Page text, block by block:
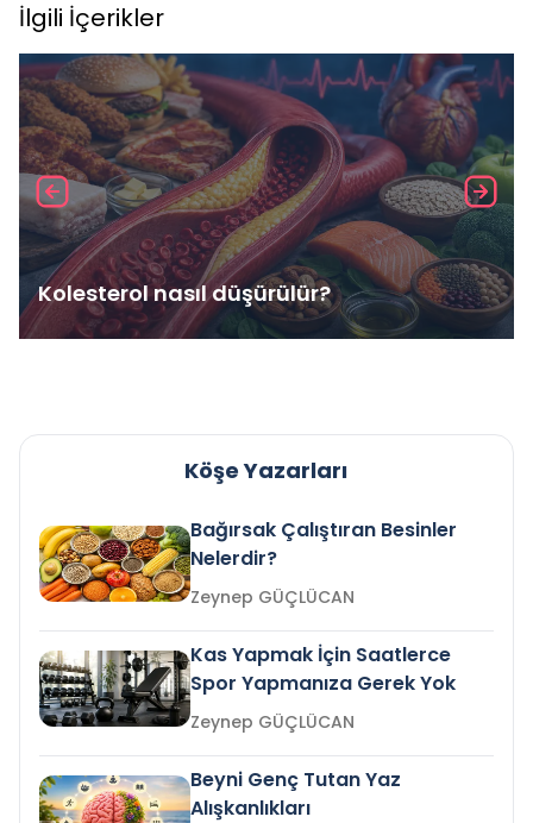
İlgili İçerikler
Kolesterol nasıl düşürülür?
Köşe Yazarları
Bağırsak Çalıştıran Besinler
Nelerdir?
Zeynep GÜÇLÜCAN
Kas Yapmak İçin Saatlerce
Spor Yapmanıza Gerek Yok
Zeynep GÜÇLÜCAN
Beyni Genç Tutan Yaz
Alışkanlıkları